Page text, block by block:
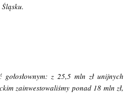
z 25,5 mln zł unijnych
zainwestowaliśmy ponad 18 mln zł,